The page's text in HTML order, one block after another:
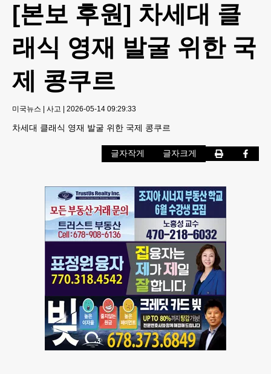
[본보 후원] 차세대 클
래식 영재 발굴 위한 국
제 콩쿠르
미국뉴스 | 사고 | 2026-05-14 09:29:33
차세대 클래식 영재 발굴 위한 국제 콩쿠르
글자작게 글자크게